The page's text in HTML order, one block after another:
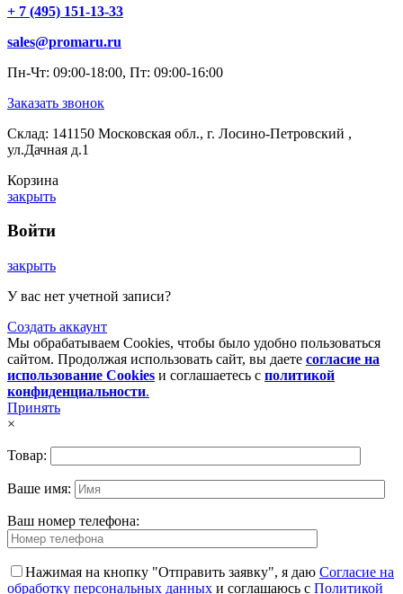
+ 7 (495) 151-13-33
sales@promaru.ru
Пн-Чт: 09:00-18:00, Пт: 09:00-16:00
Заказать звонок
Склад: 141150 Московская обл., г. Лосино-Петровский ,
ул.Дачная д.1
Корзина
закрыть
Войти
закрыть
У вас нет учетной записи?
Создать аккаунт
Мы обрабатываем Cookies, чтобы было удобно пользоваться
сайтом. Продолжая использовать сайт, вы даете согласие на
использование Cookies и соглашаетесь с политикой
конфиденциальности.
Принять
×
Товар:
Ваше имя:
Ваш номер телефона:
Нажимая на кнопку "Отправить заявку", я даю Согласие на
обработку персональных данных и соглашаюсь с Политикой